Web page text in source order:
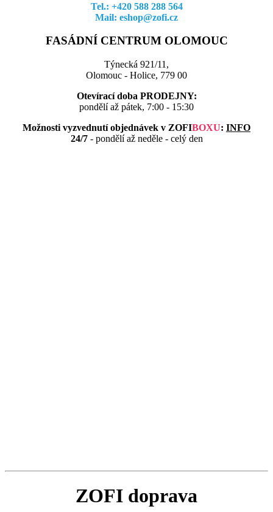
Tel.: +420 588 288 564
Mail: eshop@zofi.cz
FASÁDNÍ CENTRUM OLOMOUC
Týnecká 921/11,
Olomouc - Holice, 779 00
Otevírací doba PRODEJNY:
pondělí až pátek, 7:00 - 15:30
Možnosti vyzvednutí objednávek v ZOFIBOXU: INFO
24/7 - pondělí až neděle - celý den
ZOFI doprava